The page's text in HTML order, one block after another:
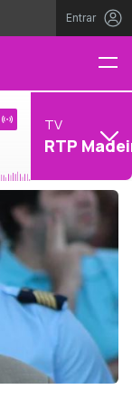
Entrar
TV
RTP